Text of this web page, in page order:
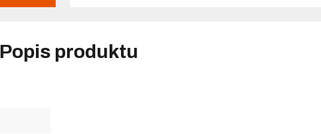
Popis produktu